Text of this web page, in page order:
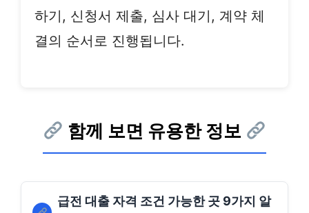
하기, 신청서 제출, 심사 대기, 계약 체
결의 순서로 진행됩니다.
함께 보면 유용한 정보
급전 대출 자격 조건 가능한 곳 9가지 알